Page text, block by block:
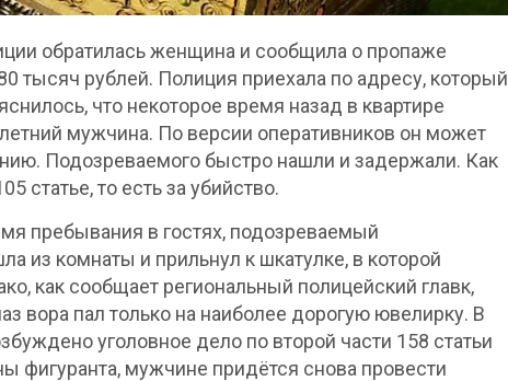
обратилась женщина и сообщила о пропаже
тысяч рублей. Полиция приехала по адресу, который
что некоторое время назад в квартире
мужчина. По версии оперативников он может
Подозреваемого быстро нашли и задержали. Как
статье, то есть за убийство.
пребывания в гостях, подозреваемый
из комнаты и прильнул к шкатулке, в которой
как сообщает региональный полицейский главк,
вора пал только на наиболее дорогую ювелирку. В
уголовное дело по второй части 158 статьи
фигуранта, мужчине придётся снова провести